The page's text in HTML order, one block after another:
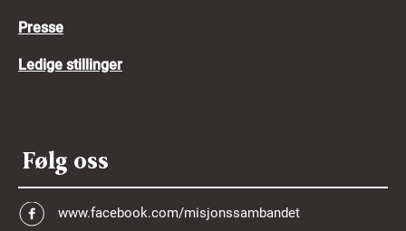
Presse
Ledige stillinger
Følg oss
www.facebook.com/misjonssambandet